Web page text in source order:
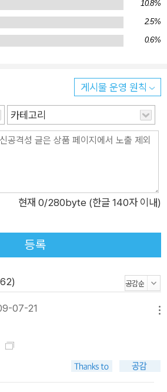
10.8%
2.5%
0.6%
게시물 운영 원칙
카테고리
현재 0/280byte (한글 140자 이내)
등록
07-21